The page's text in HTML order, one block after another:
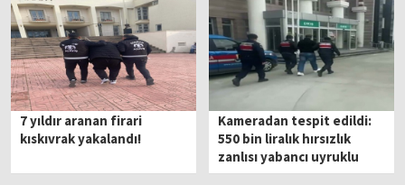
7 yıldır aranan firari
kıskıvrak yakalandı!
Kameradan tespit edildi:
550 bin liralık hırsızlık
zanlısı yabancı uyruklu
çıktı